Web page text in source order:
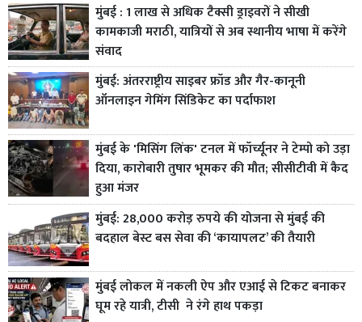
मुंबई : 1 लाख से अधिक टैक्सी ड्राइवरों ने सीखी
कामकाजी मराठी, यात्रियों से अब स्थानीय भाषा में करेंगे
संवाद
मुंबई: अंतरराष्ट्रीय साइबर फ्रॉड और गैर-कानूनी
ऑनलाइन गेमिंग सिंडिकेट का पर्दाफाश
मुंबई के 'मिसिंग लिंक' टनल में फॉर्च्यूनर ने टेम्पो को उड़ा
दिया, कारोबारी तुषार भूमकर की मौत; सीसीटीवी में कैद
हुआ मंजर
मुंबई: 28,000 करोड़ रुपये की योजना से मुंबई की
बदहाल बेस्ट बस सेवा की ‘कायापलट’ की तैयारी
मुंबई लोकल में नकली ऐप और एआई से टिकट बनाकर
घूम रहे यात्री, टीसी ने रंगे हाथ पकड़ा